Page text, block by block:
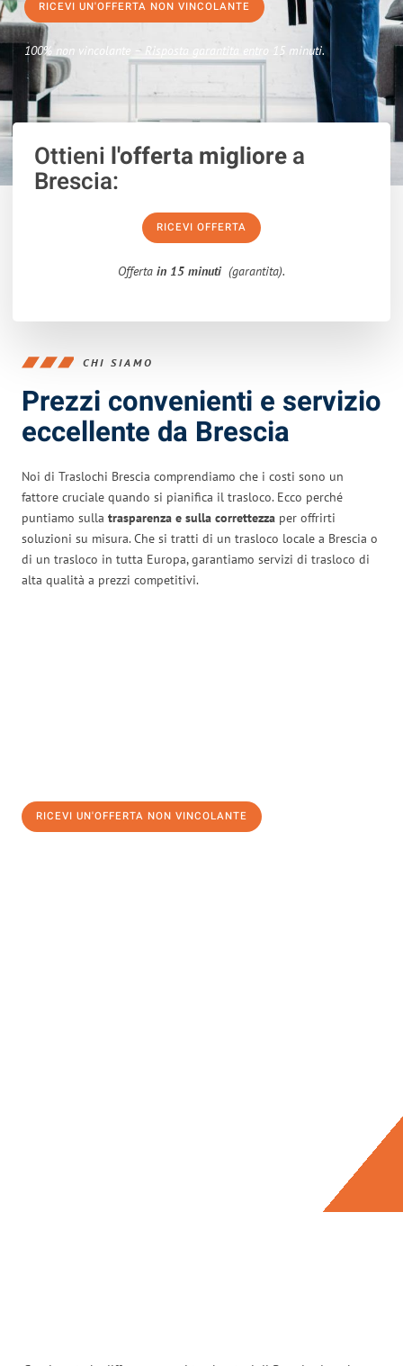
RICEVI UN'OFFERTA NON VINCOLANTE
100% non vincolante – Risposta garantita entro 15 minuti.
Ottieni l'offerta migliorea
Brescia:
RICEVI OFFERTA
Offerta in 15 minuti (garantita).
CHI SIAMO
Prezzi convenienti e servizio
eccellente da Brescia
Noi di Traslochi Brescia comprendiamo che i costi sono un
fattore cruciale quando si pianifica il trasloco. Ecco perché
puntiamo sulla trasparenza e sulla correttezza per offrirti
soluzioni su misura. Che si tratti di un trasloco locale a Brescia o
di un trasloco in tutta Europa, garantiamo servizi di trasloco di
alta qualità a prezzi competitivi.
RICEVI UN'OFFERTA NON VINCOLANTE